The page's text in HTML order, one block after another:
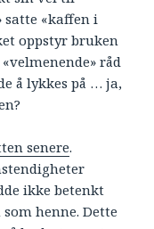
satte «kaffen i
oppstyr bruken
råd
å lykkes på … ja,
senere.
ikke betenkt
henne. Dette